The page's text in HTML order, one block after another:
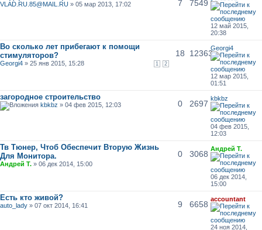
VLAD.RU.85@MAIL.RU » 05 мар 2013, 17:02 7 7549
12 май 2015,
20:38
Во сколько лет прибегают к помощи
стимуляторов?
1 2
Georgi4 » 25 янв 2015, 15:28
18 12363
Georgi4
12 мар 2015,
01:51
загородное строительство
kbkbz » 04 фев 2015, 12:03 0 2697
kbkbz
04 фев 2015,
12:03
Тв Тюнер, Чтоб Обеспечит Вторую Жизнь
Для Монитора.
Андрей Т. » 06 дек 2014, 15:00
0 3068
Андрей Т.
06 дек 2014,
15:00
Есть кто живой?
auto_lady » 07 окт 2014, 16:41 9 6658
accountant
24 ноя 2014,